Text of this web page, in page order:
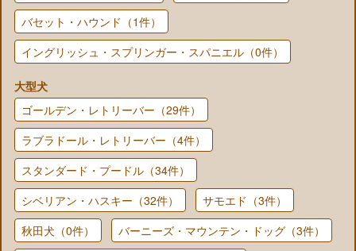
バセット・ハウンド（1件）
イングリッシュ・スプリンガー・スパニエル（0件）
大型犬
ゴールデン・レトリーバー（29件）
ラブラドール・レトリーバー（4件）
スタンダード・プードル（34件）
シベリアン・ハスキー（32件）
サモエド（3件）
秋田犬（0件）
バーニーズ・マウンテン・ドッグ（3件）